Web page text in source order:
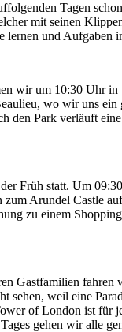
Tagen
mit seinen
lernen und Aufgaben
wir um 10:30 Uhr
wo wir uns
den Park verläuft
Früh statt. Um
Arundel Castle
zu einem
Gastfamilien
sehen, weil eine
of London ist für
gehen wir alle